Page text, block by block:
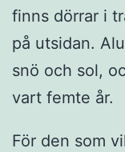
finns dörrar i
på utsidan.
snö och sol,
vart femte år.
För den som